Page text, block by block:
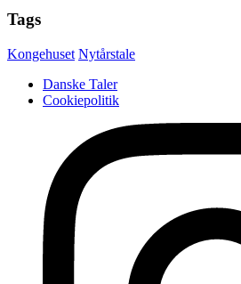
Tags
Kongehuset Nytårstale
Danske Taler
Cookiepolitik